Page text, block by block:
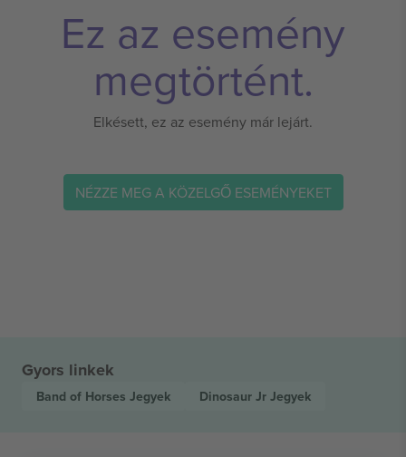
Ez az esemény
megtörtént.
Elkésett, ez az esemény már lejárt.
NÉZZE MEG A KÖZELGŐ ESEMÉNYEKET
Gyors linkek
Band of Horses Jegyek Dinosaur Jr Jegyek